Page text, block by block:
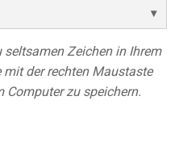
Zeichen in Ihrem
der rechten Maustaste
Computer zu speichern.